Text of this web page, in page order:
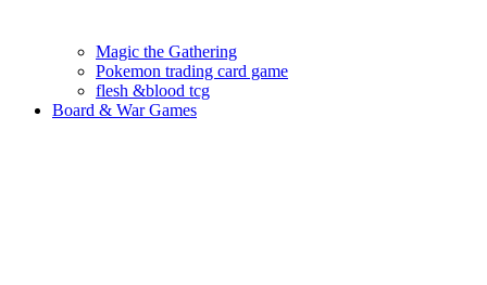
Magic the Gathering
Pokemon trading card game
flesh &blood tcg
Board & War Games